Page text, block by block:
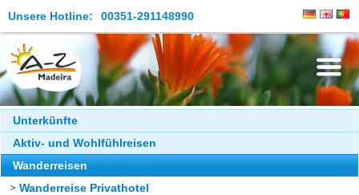
Unsere Hotline: 00351-291148990
Die Insel
Madeira Erleben
Aktuelles
Unterkünfte
Aktiv- und Wohlfühlreisen
Wanderreisen
Wanderreise Privathotel